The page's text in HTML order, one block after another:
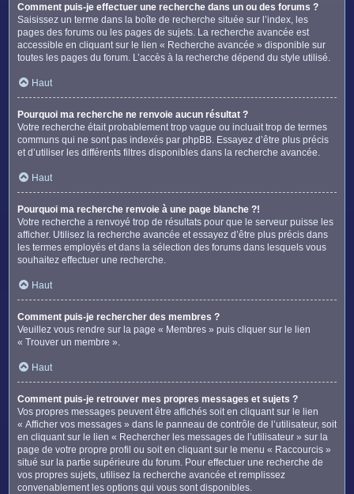
Comment puis-je effectuer une recherche dans un ou des forums ?
Saisissez un terme dans la boîte de recherche située sur l’index, les
pages des forums ou les pages de sujets. La recherche avancée est
accessible en cliquant sur le lien « Recherche avancée » disponible sur
toutes les pages du forum. L’accès à la recherche dépend du style utilisé.
Haut
Pourquoi ma recherche ne renvoie aucun résultat ?
Votre recherche était probablement trop vague ou incluait trop de termes
communs qui ne sont pas indexés par phpBB. Essayez d’être plus précis
et d’utiliser les différents filtres disponibles dans la recherche avancée.
Haut
Pourquoi ma recherche renvoie à une page blanche ?!
Votre recherche a renvoyé trop de résultats pour que le serveur puisse les
afficher. Utilisez la recherche avancée et essayez d’être plus précis dans
les termes employés et dans la sélection des forums dans lesquels vous
souhaitez effectuer une recherche.
Haut
Comment puis-je rechercher des membres ?
Veuillez vous rendre sur la page « Membres » puis cliquer sur le lien
« Trouver un membre ».
Haut
Comment puis-je retrouver mes propres messages et sujets ?
Vos propres messages peuvent être affichés soit en cliquant sur le lien
« Afficher vos messages » dans le panneau de contrôle de l’utilisateur, soit
en cliquant sur le lien « Rechercher les messages de l’utilisateur » sur la
page de votre propre profil ou soit en cliquant sur le menu « Raccourcis »
situé sur la partie supérieure du forum. Pour effectuer une recherche de
vos propres sujets, utilisez la recherche avancée et remplissez
convenablement les options qui vous sont disponibles.